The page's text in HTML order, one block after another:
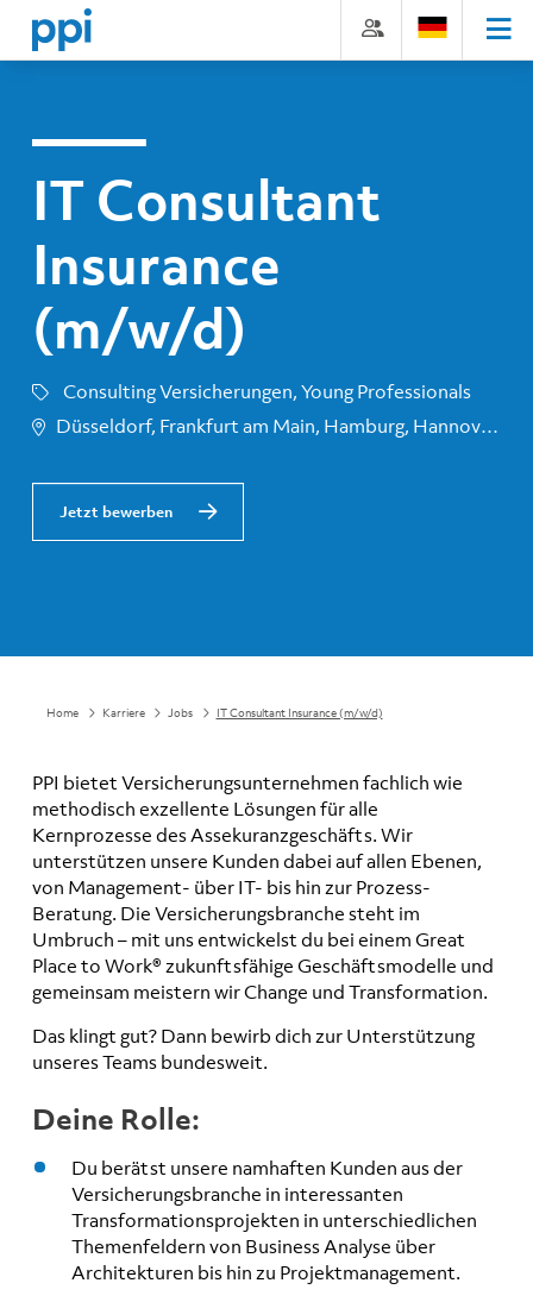
Inhalt
Hauptmenu
Suche
Footer
IT Consultant
Insurance
(m/w/d)
Consulting Versicherungen, Young Professionals
Düsseldorf, Frankfurt am Main, Hamburg, Hannover, Kiel, München, bundesweit
Jetzt bewerben
Home Karriere Jobs IT Consultant Insurance (m/w/d)
PPI bietet Versicherungsunternehmen fachlich wie
methodisch exzellente Lösungen für alle
Kernprozesse des Assekuranzgeschäfts. Wir
unterstützen unsere Kunden dabei auf allen Ebenen,
von Management- über IT- bis hin zur Prozess-
Beratung. Die Versicherungsbranche steht im
Umbruch – mit uns entwickelst du bei einem Great
Place to Work® zukunftsfähige Geschäftsmodelle und
gemeinsam meistern wir Change und Transformation.
Das klingt gut? Dann bewirb dich zur Unterstützung
unseres Teams bundesweit.
Deine Rolle:
Du berätst unsere namhaften Kunden aus der
Versicherungsbranche in interessanten
Transformationsprojekten in unterschiedlichen
Themenfeldern von Business Analyse über
Architekturen bis hin zu Projektmanagement.